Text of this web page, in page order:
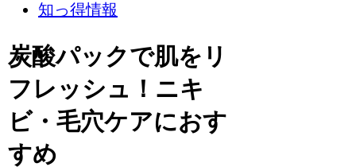
知っ得情報
炭酸パックで肌をリ
フレッシュ！ニキ
ビ・毛穴ケアにおす
すめ